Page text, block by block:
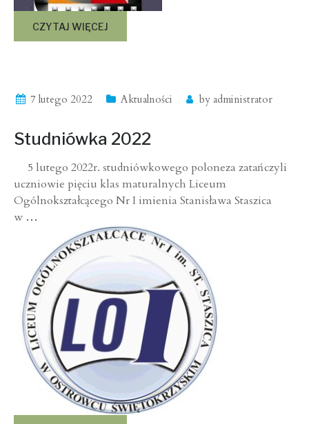
CZYTAJ WIĘCEJ
7 lutego 2022 Aktualności by administrator
Studniówka 2022
5 lutego 2022r. studniówkowego poloneza zatańczyli
uczniowie pięciu klas maturalnych Liceum
Ogólnokształcącego Nr I imienia Stanisława Staszica
w …